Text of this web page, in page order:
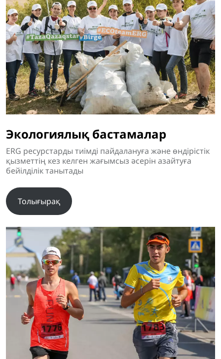
Экологиялық бастамалар
ERG ресурстарды тиімді пайдалануға және өндірістік
қызметтің кез келген жағымсыз әсерін азайтуға
бейілділік танытады
Толығырақ